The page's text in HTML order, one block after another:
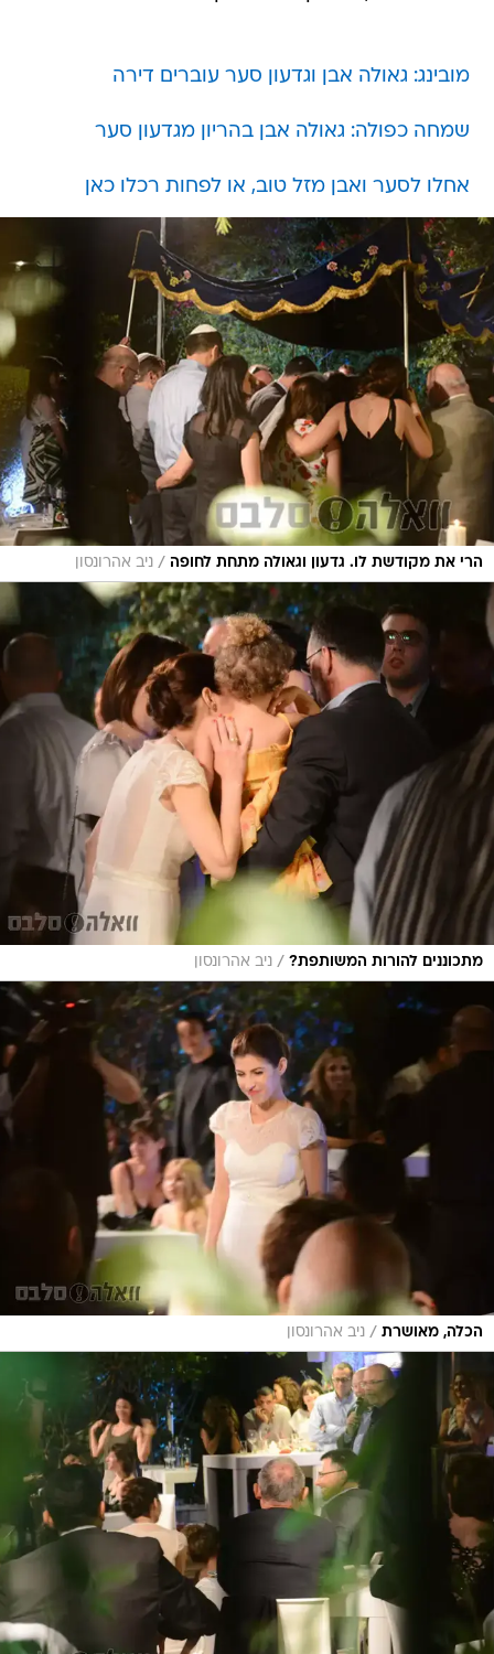
מובינג: גאולה אבן וגדעון סער עוברים דירה
שמחה כפולה: גאולה אבן בהריון מגדעון סער
אחלו לסער ואבן מזל טוב, או לפחות רכלו כאן
הרי את מקודשת לו. גדעון וגאולה מתחת לחופה / ניב אהרונסון
מתכוננים להורות המשותפת? / ניב אהרונסון
הכלה, מאושרת / ניב אהרונסון